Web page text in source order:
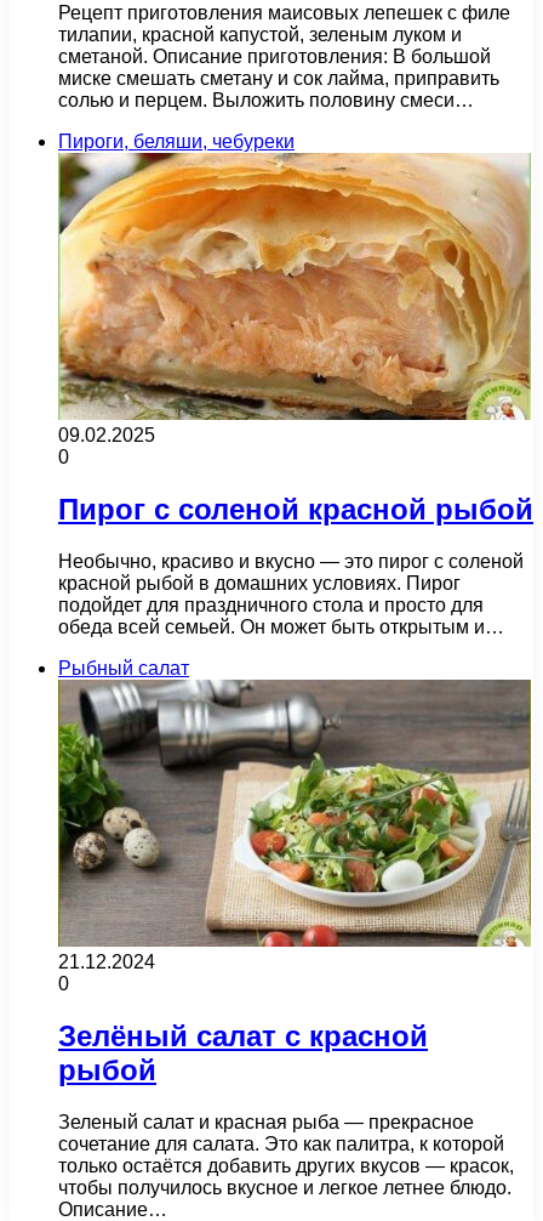
Рецепт приготовления маисовых лепешек с филе
тилапии, красной капустой, зеленым луком и
сметаной. Описание приготовления: В большой
миске смешать сметану и сок лайма, приправить
солью и перцем. Выложить половину смеси…
Пироги, беляши, чебуреки
09.02.2025
0
Пирог с соленой красной рыбой
Необычно, красиво и вкусно — это пирог с соленой
красной рыбой в домашних условиях. Пирог
подойдет для праздничного стола и просто для
обеда всей семьей. Он может быть открытым и…
Рыбный салат
21.12.2024
0
Зелёный салат с красной
рыбой
Зеленый салат и красная рыба — прекрасное
сочетание для салата. Это как палитра, к которой
только остаётся добавить других вкусов — красок,
чтобы получилось вкусное и легкое летнее блюдо.
Описание…